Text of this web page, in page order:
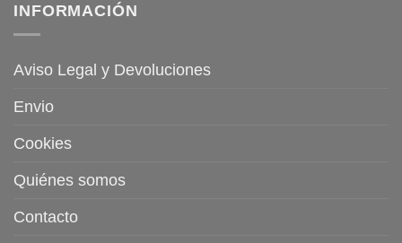
INFORMACIÓN
Aviso Legal y Devoluciones
Envio
Cookies
Quiénes somos
Contacto